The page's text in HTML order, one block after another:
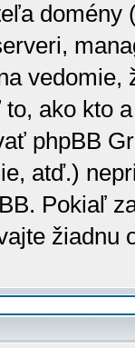
vedomie,
ako kto
phpBB
atď.)
Pokiaľ
žiadnu